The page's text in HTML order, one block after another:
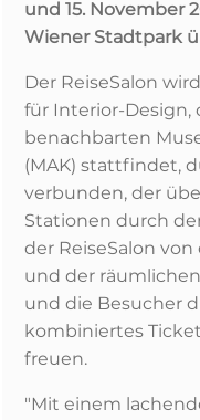
und 15. November
Wiener Stadtpark
Der ReiseSalon
für Interior-Design,
benachbarten
(MAK) stattfindet,
verbunden, der
Stationen durch
der ReiseSalon
und der
und die Besucher
kombiniertes
freuen.
"Mit einem